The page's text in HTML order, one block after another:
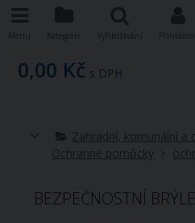
0,00 Kč s DPH
Zahradní, komunální a
Ochranné pomůcky
BEZPEČNOSTNÍ BRÝLE
Menu Kategorie Vyhledávání Přihlášení